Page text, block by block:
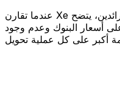
عندما تقارن Xe بالبنوك الرائدة ومقدمي الخدمات الرائدين، يتضح
أسعار البنوك وعدم وجود